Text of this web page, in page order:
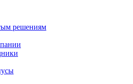
решениям